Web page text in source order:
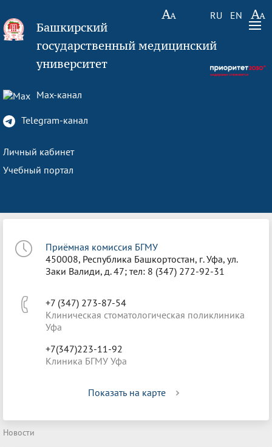
RU EN
Башкирский
государственный медицинский
университет
Max-канал
Telegram-канал
Личный кабинет
Учебный портал
Приёмная комиссия БГМУ
450008, Республика Башкортостан, г. Уфа, ул.
Заки Валиди, д. 47; тел: 8 (347) 272-92-31
+7 (347) 273-87-54
Клиническая стоматологическая поликлиника
Уфа
+7(347)223-11-92
Клиника БГМУ Уфа
Показать на карте
Новости